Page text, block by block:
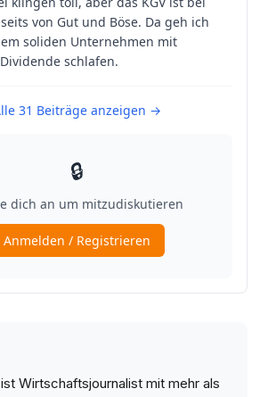
ist Wirtschaftsjournalist mit mehr als